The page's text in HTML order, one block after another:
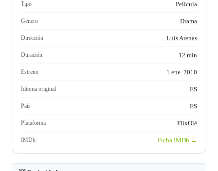
Tipo Película
Género Drama
Dirección Luis Arenas
Duración 12 min
Estreno 1 ene. 2010
Idioma original ES
País ES
Plataforma FlixOlé
IMDb Ficha IMDb →